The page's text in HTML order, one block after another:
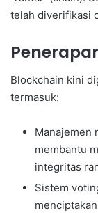
telah diverifikasi
Blockchain kini
termasuk:
Manajemen
membantu
integritas
Sistem